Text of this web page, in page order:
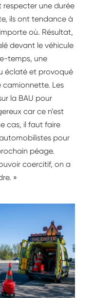
respecter une durée
ils ont tendance à
où. Résultat,
devant le véhicule
temps, une
éclaté et provoqué
Les
la BAU pour
car ce n’est
cas, il faut faire
pour
péage.
coercitif, on a
»